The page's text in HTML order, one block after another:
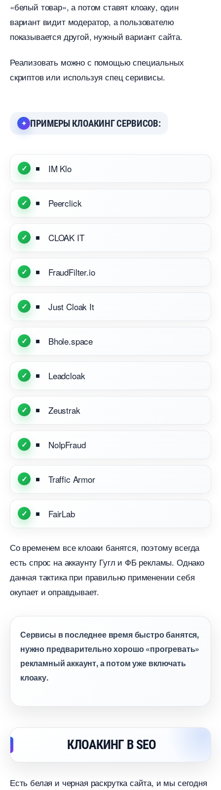
«белый товар», а потом ставят клоаку, один
ариант видит модератор, а пользователю
показывается другой, нужный вариант сайта.
Реализовать можно с помощью специальных
скриптов или используя спец серивисы.
ПРИМЕРЫ КЛОАКИНГ СЕРВИСОВ:
IM Klo
Peerclick
CLOAK IT
FraudFilter.io
Just Cloak It
Bhole.space
Leadcloak
Zeustrak
NoIpFraud
Traffic Armor
FairLab
Со временем все клоаки банятся, поэтому всегда
есть спрос на аккаунту Гугл и ФБ рекламы. Однако
данная тактика при правильно применении себя
окупает и оправдывает.
Сервисы в последнее время быстро банятся,
нужно предварительно хорошо «прогревать»
рекламный аккаунт, а потом уже включать
клоаку.
КЛОАКИНГ В SEO
Есть белая и черная раскрутка сайта, и мы сегодня